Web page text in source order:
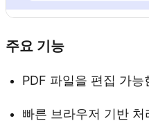
주요 기능
PDF 파일을 편집 가
빠른 브라우저 기반 처